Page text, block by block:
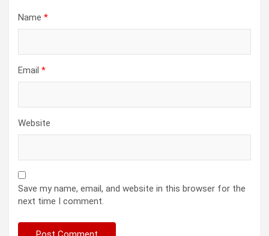
Name *
Email *
Website
Save my name, email, and website in this browser for the
next time I comment.